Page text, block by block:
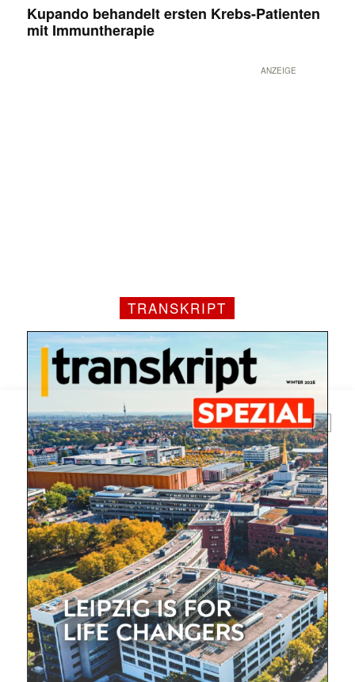
Kupando behandelt ersten Krebs-Patienten
mit Immuntherapie
ANZEIGE
TRANSKRIPT